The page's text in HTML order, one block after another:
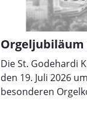
Orgeljubiläum
Die St. Godehardi
den 19. Juli 2026
besonderen